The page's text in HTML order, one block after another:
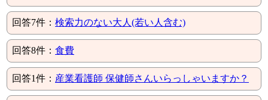
回答7件： 検索力のない大人(若い人含む)
回答8件： 食費
回答1件： 産業看護師 保健師さんいらっしゃいますか？